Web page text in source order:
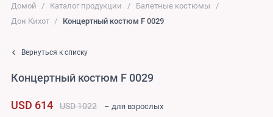
Домой Каталог продукции
Балетные костюмы
Дон Кихот
Концертный костюм F 0029
Вернуться к списку
Концертный костюм F 0029
USD 614 USD 1022 – для взрослых